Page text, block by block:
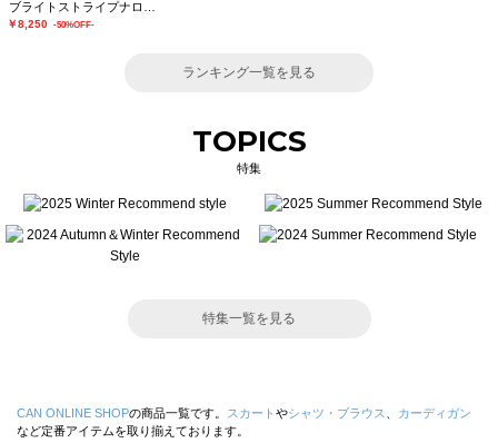
￥8,250 -50%OFF-
ランキング一覧を見る
TOPICS
特集
特集一覧を見る
CAN ONLINE SHOPの商品一覧です。 スカート やシャツ・ブラウス
カーディガン
など定番アイテムを取り揃えております。